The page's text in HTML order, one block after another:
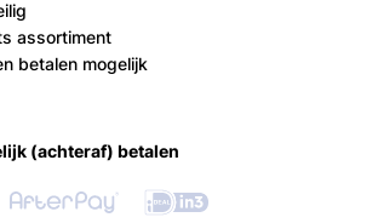
assortiment
betalen mogelijk
(achteraf) betalen